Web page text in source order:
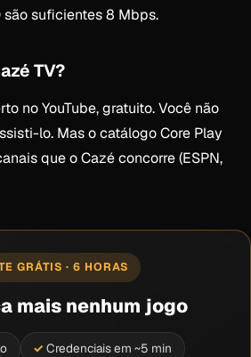
são suficientes 8 Mbps.
TV?
no YouTube, gratuito. Você não
lo. Mas o catálogo Core Play
que o Cazé concorre (ESPN,
GRÁTIS · 6 HORAS
mais nenhum jogo
Credenciais em ~5 min